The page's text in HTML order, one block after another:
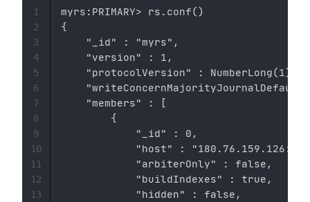
myrs:PRIMARY> rs.conf()
{
    "_id" : "myrs",
    "version" : 1,
    "protocolVersion" : NumberLong(1),
    "members" : [
        {
            "_id" : 0,
"host" :
            "arbiterOnly" : false,
            "buildIndexes" : true,
            "hidden" : false,
1
2
3
4
5
6
7
8
9
10
11
12
13